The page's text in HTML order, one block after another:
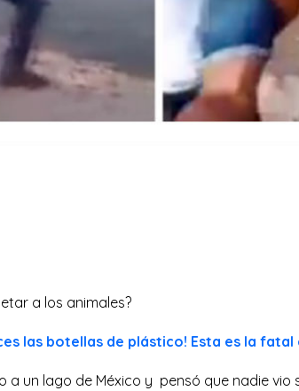
a los animales?
las botellas de plástico! Esta es la fatal
a un lago de México y pensó que nadie vio